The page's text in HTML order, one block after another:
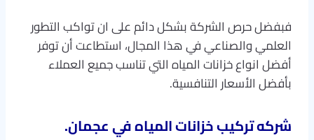
فبفضل حرص الشركة بشكل دائم على ان تواكب التطور
العلمي والصناعي في هذا المجال، استطاعت أن توفر
أفضل انواع خزانات المياه التي تناسب جميع العملاء
بأفضل الأسعار التنافسية.
شركه تركيب خزانات المياه في عجمان.